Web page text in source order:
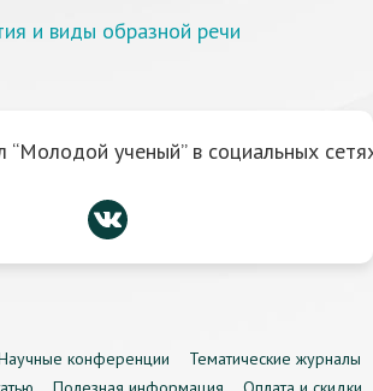
и виды образной речи
“Молодой ученый” в социальных
конференции
Тематические журналы